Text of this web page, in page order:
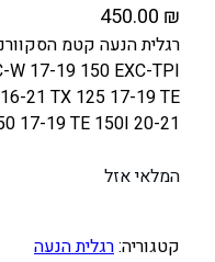
450.00 ₪
W 17-19 150 EXC-TPI
21 TX 125 17-19 TE
17-19 TE 150I 20-21
המלאי אזל
קטגוריה:רגלית הנעה